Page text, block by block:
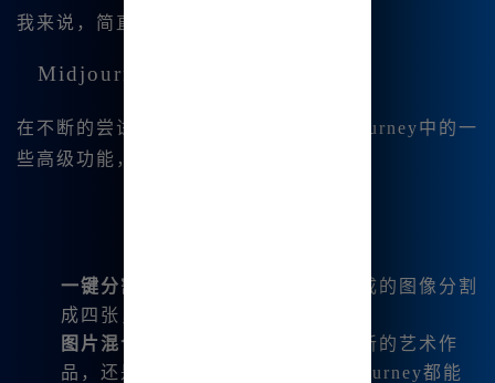
我来说，简直是太友好了。
Midjourney的强大功能详解
在不断的尝试中，我也逐渐熟悉了Midjourney中的一
些高级功能，比如：
一键分割与下载
：我可以轻松将生成的图像分割
成四张，并一键下载，非常方便。
图片混合与咒语解析
：无论是创造新的艺术作
品，还是想要解析复杂命令，Midjourney都能